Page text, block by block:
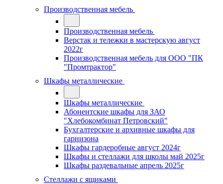
Производственная мебель
Производственная мебель
Верстак и тележки в мастерскую август
2022г
Производственная мебель для ООО "ПК
"Промтрактор"
Шкафы металлические
Шкафы металлические
Абонентские шкафы для ЗАО
"Хлебокомбинат Петровский"
Бухгалтерские и архивные шкафы для
гарнизона
Шкафы гардеробные август 2024г
Шкафы и стеллажи для школы май 2025г
Шкафы раздевальные апрель 2025г
Стеллажи с ящиками